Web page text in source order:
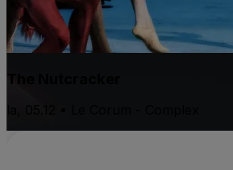
The Nutcracker